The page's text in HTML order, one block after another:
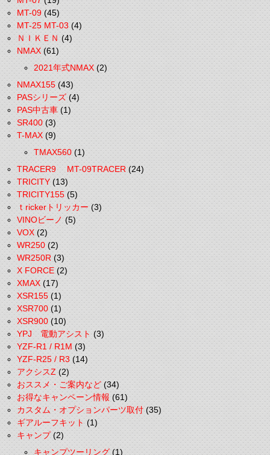
MT-09(45)
MT-25 MT-03(4)
ＮＩＫＥＮ(4)
NMAX(61)
2021年式NMAX(2)
NMAX155(43)
PASシリーズ(4)
PAS中古車(1)
SR400(3)
T-MAX(9)
TMAX560(1)
TRACER9 MT-09TRACER(24)
TRICITY(13)
TRICITY155(5)
ｔrickerトリッカー(3)
VINOビーノ(5)
VOX(2)
WR250(2)
WR250R(3)
X FORCE(2)
XMAX(17)
XSR155(1)
XSR700(1)
XSR900(10)
YPJ 電動アシスト(3)
YZF-R1 / R1M(3)
YZF-R25 / R3(14)
アクシスZ(2)
おススメ・ご案内など(34)
お得なキャンペーン情報(61)
カスタム・オプションパーツ取付(35)
ギアルーフキット(1)
キャンプ(2)
キャンプツーリング(1)